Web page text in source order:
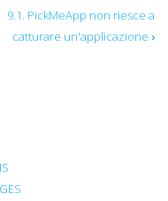
9.1. PickMeApp non riesce a
catturare un'applicazione ›